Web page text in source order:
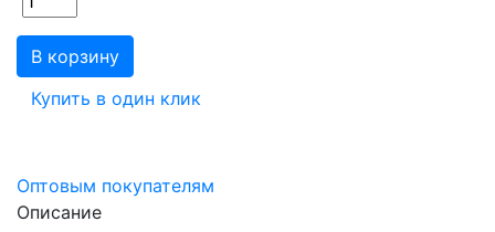
В корзину
Купить в один клик
Оптовым покупателям
Описание